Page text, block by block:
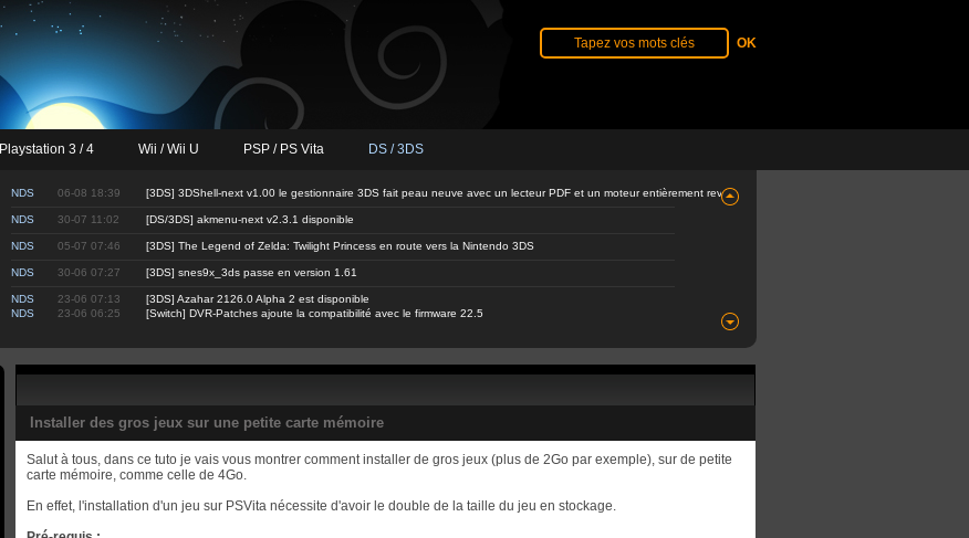
Playstation 3 / 4 Wii / Wii U PSP / PS Vita DS / 3DS
NDS 06-08 18:39 [3DS] 3DShell-next v1.00 le gestionnaire 3DS fait peau neuve avec un lecteur PDF et un moteur entièrement revu
NDS 30-07 11:02 [DS/3DS] akmenu-next v2.3.1 disponible
NDS 05-07 07:46 [3DS] The Legend of Zelda: Twilight Princess en route vers la Nintendo 3DS
NDS 30-06 07:27 [3DS] snes9x_3ds passe en version 1.61
NDS 23-06 07:13
[3DS] Azahar 2126.0 Alpha 2 est disponible
NDS
23-06 06:25 [Switch] DVR-Patches ajoute la compatibilité avec le firmware 22.5
Installer des gros jeux sur une petite carte mémoire
Salut à tous, dans ce tuto je vais vous montrer comment installer de gros jeux (plus de 2Go par exemple), sur de petite
carte mémoire, comme celle de 4Go.
En effet, l'installation d'un jeu sur PSVita nécessite d'avoir le double de la taille du jeu en stockage.